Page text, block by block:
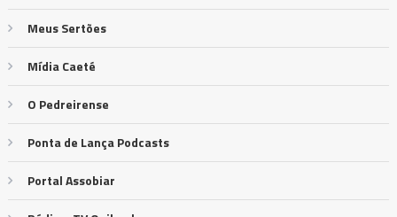
Meus Sertões
Mídia Caeté
O Pedreirense
Ponta de Lança Podcasts
Portal Assobiar